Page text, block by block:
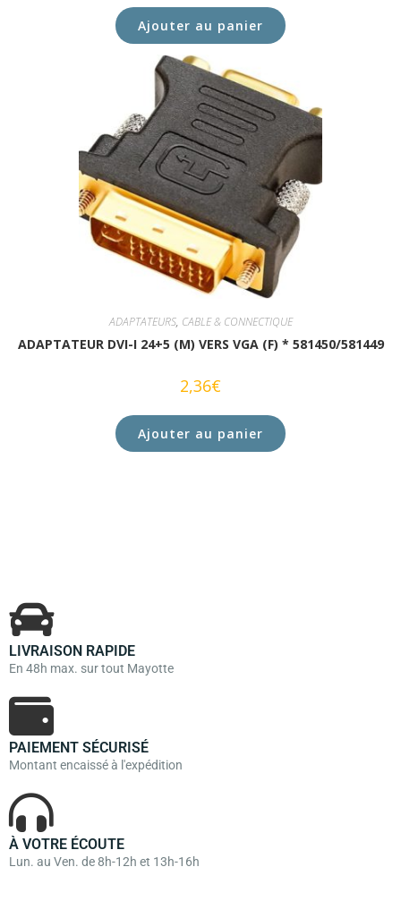
Ajouter au panier
ADAPTATEURS, CABLE & CONNECTIQUE
ADAPTATEUR DVI-I 24+5 (M) VERS VGA (F) * 581450/581449
2,36€
Ajouter au panier
LIVRAISON RAPIDE
En 48h max. sur tout Mayotte
PAIEMENT SÉCURISÉ
Montant encaissé à l'expédition
À VOTRE ÉCOUTE
Lun. au Ven. de 8h-12h et 13h-16h